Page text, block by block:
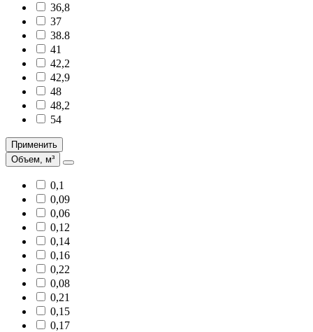
36,8
37
38.8
41
42,2
42,9
48
48,2
54
Применить
Объем, м³
0,1
0,09
0,06
0,12
0,14
0,16
0,22
0,08
0,21
0,15
0,17